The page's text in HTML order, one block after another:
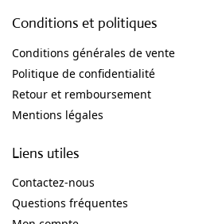
Conditions et politiques
Conditions générales de vente
Politique de confidentialité
Retour et remboursement
Mentions légales
Liens utiles
Contactez-nous
Questions fréquentes